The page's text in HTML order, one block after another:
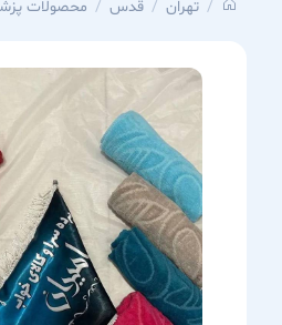
تهران قدس محصولات